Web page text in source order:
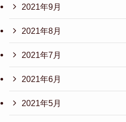
2021年9月
2021年8月
2021年7月
2021年6月
2021年5月